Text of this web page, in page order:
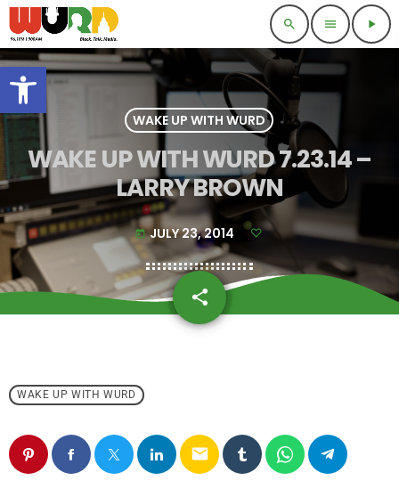
Open toolbar
search menu play_arrow
WAKE UP WITH WURD
WAKE UP WITH WURD 7.23.14 –
LARRY BROWN
today JULY 23, 2014
share
email
WAKE UP WITH WURD
email